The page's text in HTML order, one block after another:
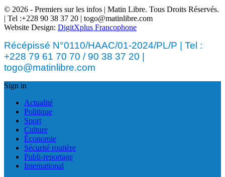
© 2026 - Premiers sur les infos | Matin Libre. Tous Droits Réservés.
| Tel :+228 90 38 37 20 | togo@matinlibre.com
Website Design: DigitXplus Francophone
Récépissé N°0110/HAAC/01-2024/PL/P | Tel :
+228 79 61 70 70 / 90 38 37 20 |
togo@matinlibre.com
Sign in
Actualité
Politique
Sport
Culture
Économie
Sécurité routière
Publi-reportage
International